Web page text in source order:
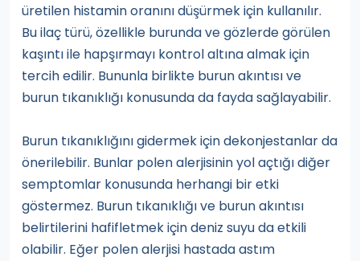
üretilen histamin oranını düşürmek için kullanılır.
Bu ilaç türü, özellikle burunda ve gözlerde görülen
kaşıntı ile hapşırmayı kontrol altına almak için
tercih edilir. Bununla birlikte burun akıntısı ve
burun tıkanıklığı konusunda da fayda sağlayabilir.
Burun tıkanıklığını gidermek için dekonjestanlar da
önerilebilir. Bunlar polen alerjisinin yol açtığı diğer
semptomlar konusunda herhangi bir etki
göstermez. Burun tıkanıklığı ve burun akıntısı
belirtilerini hafifletmek için deniz suyu da etkili
olabilir. Eğer polen alerjisi hastada astım